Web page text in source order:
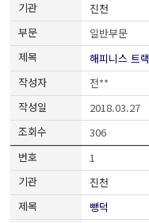
진천
일반부문
해피니스 트랙
전**
2018.03.27
306
1
진천
뺑덕